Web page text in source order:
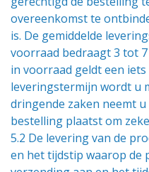
overeenkomst te
is. De gemiddelde
voorraad bedraagt 3 tot
in voorraad geldt een
leveringstermijn wordt u
dringende zaken neemt
bestelling plaatst om
5.2 De levering van de
en het tijdstip waarop de